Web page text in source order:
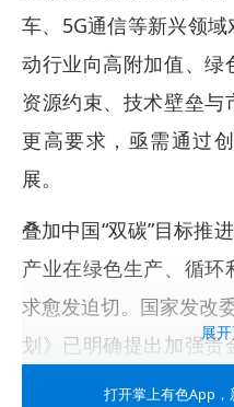
车、5G通信等新兴领
动行业向高附加值、绿
资源约束、技术壁垒与
更高要求，亟需通过
展。
叠加中国“双碳”目标推
产业在绿色生产、循
求愈发迫切。国家发改
划》已明确提出加强贵
波动与地缘政治
展
打开掌上有色App